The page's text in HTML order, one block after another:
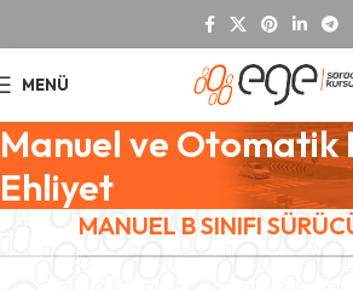
MENÜ
Manuel ve Otomatik
Ehliyet
MANUEL B SINIFI